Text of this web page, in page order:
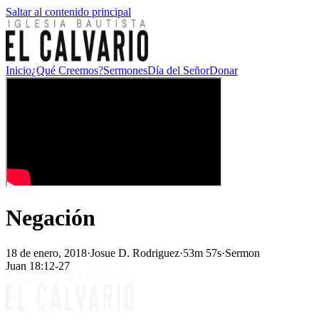
Saltar al contenido principal
Inicio¿Qué Creemos?SermonesDía del SeñorDonar
Negación
18 de enero, 2018·Josue D. Rodriguez·53m 57s·Sermon
Juan 18:12-27